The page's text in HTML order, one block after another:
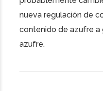
nueva regulación de
contenido de azufre a
azufre.